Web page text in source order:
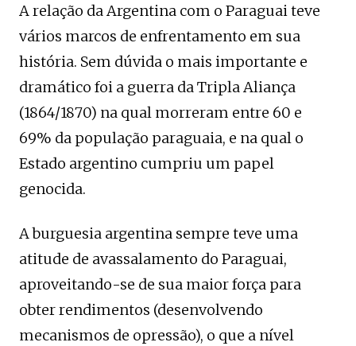
A relação da Argentina com o Paraguai teve
vários marcos de enfrentamento em sua
história. Sem dúvida o mais importante e
dramático foi a guerra da Tripla Aliança
(1864/1870) na qual morreram entre 60 e
69% da população paraguaia, e na qual o
Estado argentino cumpriu um papel
genocida.
A burguesia argentina sempre teve uma
atitude de avassalamento do Paraguai,
aproveitando-se de sua maior força para
obter rendimentos (desenvolvendo
mecanismos de opressão), o que a nível